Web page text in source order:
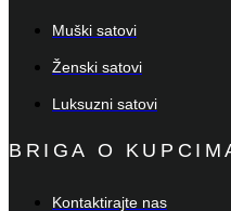
Muški satovi
Ženski satovi
Luksuzni satovi
BRIGA O
Kontaktirajte nas